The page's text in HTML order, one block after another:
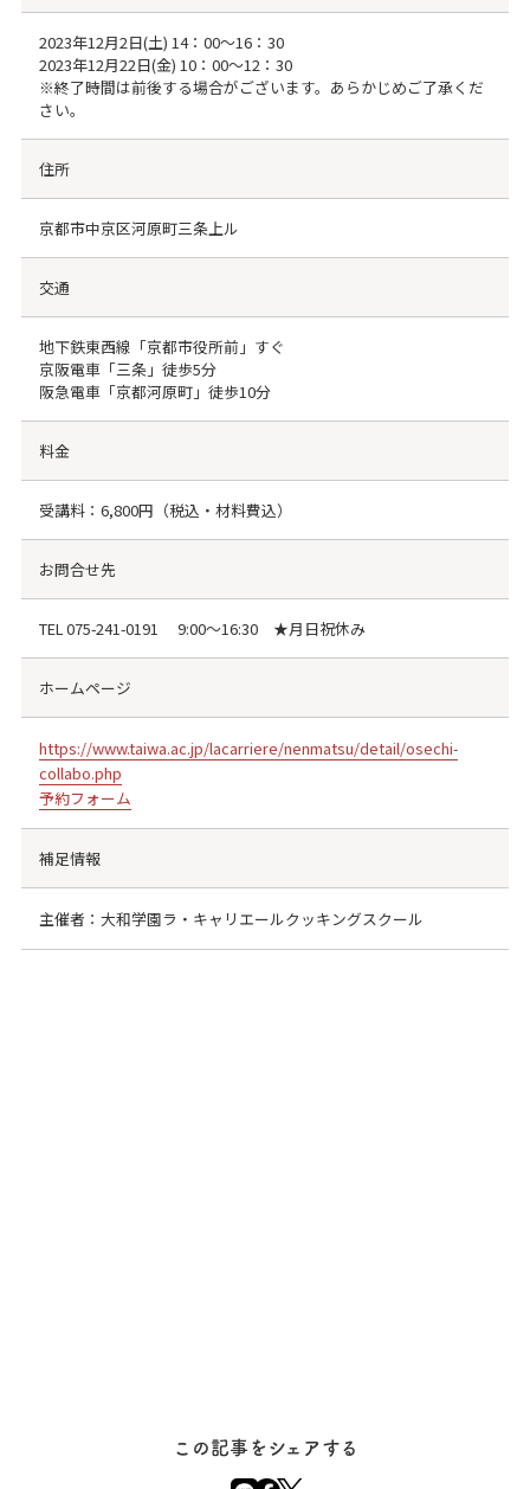
2023年12月2日(土) 14：00～16：30
2023年12月22日(金) 10：00～12：30
※終了時間は前後する場合がございます。あらかじめご了承くだ
さい。
住所
京都市中京区河原町三条上ル
交通
地下鉄東西線「京都市役所前」すぐ
京阪電車「三条」徒歩5分
阪急電車「京都河原町」徒歩10分
料金
受講料：6,800円（税込・材料費込）
お問合せ先
TEL 075-241-0191 9:00～16:30 ★月日祝休み
ホームページ
https://www.taiwa.ac.jp/lacarriere/nenmatsu/detail/osechi-
collabo.php
予約フォーム
補足情報
主催者：大和学園ラ・キャリエールクッキングスクール
この記事をシェアする